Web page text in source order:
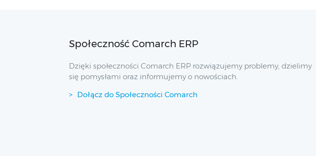
Społeczność Comarch ERP
Dzięki społeczności Comarch ERP rozwiązujemy problemy, dzielimy
się pomysłami oraz informujemy o nowościach.
Dołącz do Społeczności Comarch